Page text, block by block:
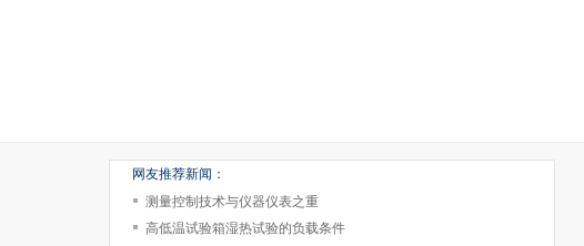
网友推荐新闻：
测量控制技术与仪器仪表之重
高低温试验箱湿热试验的负载条件